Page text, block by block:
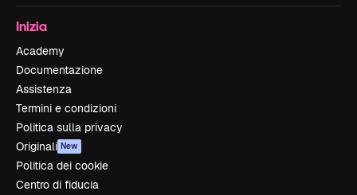
Inizia
Academy
Documentazione
Assistenza
Termini e condizioni
Politica sulla privacy
Originali New
Politica dei cookie
Centro di fiducia